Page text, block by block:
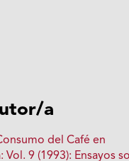
a
del Café en
9 (1993): Ensayos